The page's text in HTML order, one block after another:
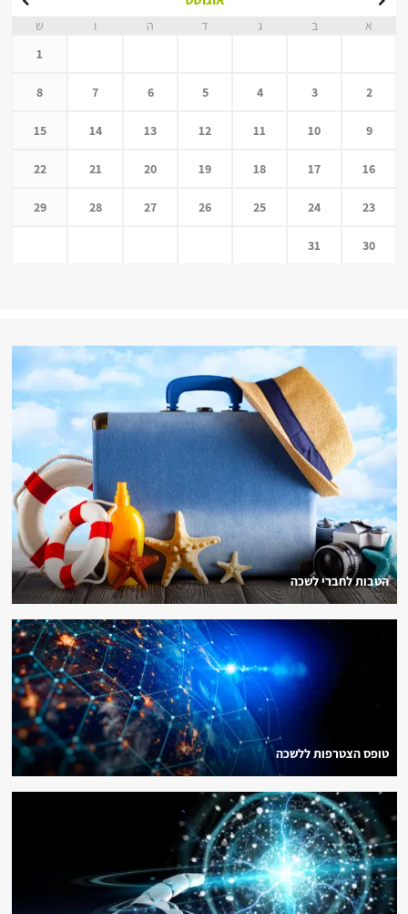
א ב ג ד ה ו
ש
1
2
3
4
5
6
7
8
9
10
11
12
13
14
15
16
17
18
19
20
21
22
23
24
25
26
27
28
29
30
31
הטבות לחברי לשכה
טופס הצטרפות ללשכה